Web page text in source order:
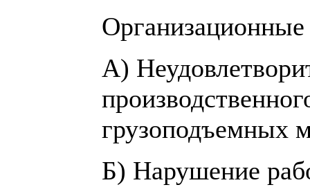
А)
грузоподъемных
Б) Нарушение